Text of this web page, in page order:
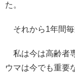
た。
それから1年間毎
私は今は高齢者
ウマは今でも重要